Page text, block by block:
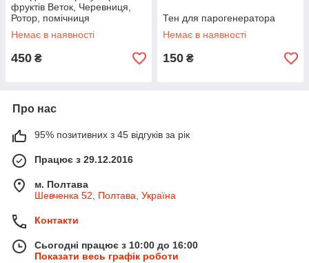
фруктів Веток, Черевниця,
Ротор, помічниця
Немає в наявності
450 ₴
Тен для парогенератора
Немає в наявності
150 ₴
Про нас
95% позитивних з 45 відгуків за рік
Працює з 29.12.2016
м. Полтава
Шевченка 52, Полтава, Україна
Контакти
Сьогодні працює з 10:00 до 16:00
Показати весь графік роботи